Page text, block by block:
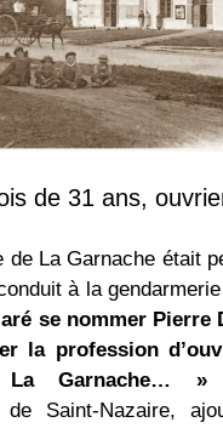
de 31 ans,
de La Garnache était
à la
se nommer Pierre
la profession
Garnache… »
de Saint-Nazaire,